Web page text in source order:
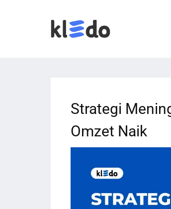
Strategi
Omzet Naik